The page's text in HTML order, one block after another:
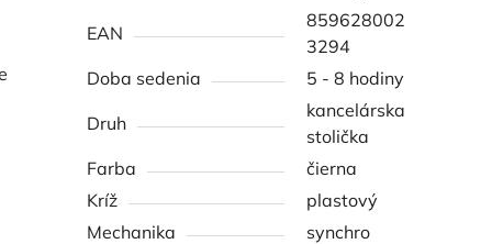
EAN
859628002
3294
Doba sedenia
5 - 8 hodiny
Druh
kancelárska
stolička
Farba
čierna
Kríž
plastový
Mechanika
synchro